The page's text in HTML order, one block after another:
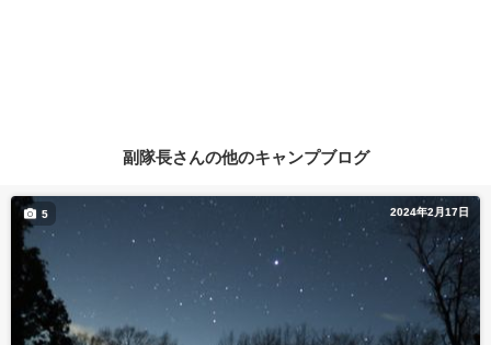
副隊長さんの他のキャンプブログ
2024年2月17日
5